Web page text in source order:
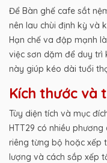
Để Bàn ghế cafe sắt
nên lau chùi định kỳ và
Hạn chế va đập mạnh
việc sơn dặm để duy trì
này giúp kéo dài tuổi
Kích thước và
Tùy diện tích và mục
HTT29 có nhiều
riêng từng bộ hoặc xếp
lượng và cách sắp xếp